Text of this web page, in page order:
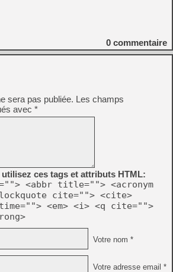
0 commentaire
sera pas publiée. Les champs
avec *
utilisez ces tags et attributs HTML:
<abbr title=""> <acronym
cite=""> <cite>
<em> <i> <q cite="">
Votre nom *
Votre adresse email *